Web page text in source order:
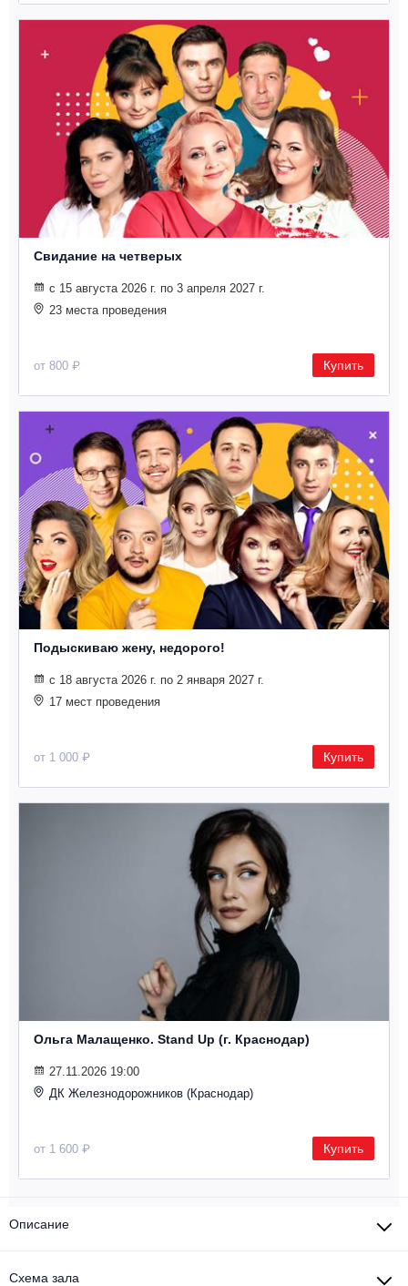
Свидание на четверых
с 15 августа 2026 г. по 3 апреля 2027 г.
23 места проведения
от 800 ₽ Купить
Подыскиваю жену, недорого!
с 18 августа 2026 г. по 2 января 2027 г.
17 мест проведения
от 1 000 ₽ Купить
Ольга Малащенко. Stand Up (г. Краснодар)
27.11.2026 19:00
ДК Железнодорожников (Краснодар)
от 1 600 ₽ Купить
Описание
Схема зала